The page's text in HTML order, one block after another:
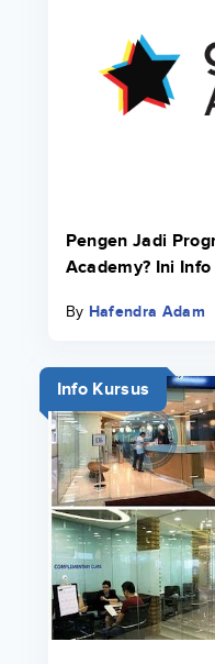
Pengen Jadi
Academy? Ini
By Hafendra Adam
Info Kursus